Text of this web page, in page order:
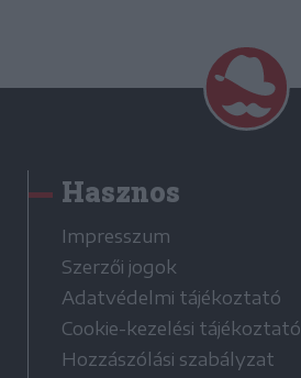
Hasznos
Impresszum
Szerzői jogok
Adatvédelmi tájékoztató
Cookie-kezelési tájékoztató
Hozzászólási szabályzat